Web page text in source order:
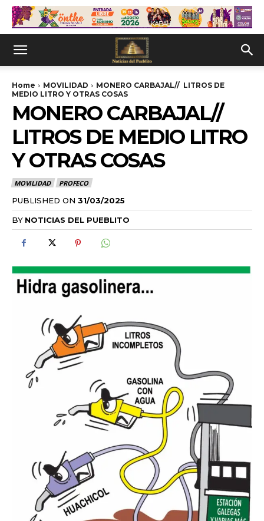
Home MOVILIDAD
MONERO CARBAJAL// LITROS DE
MEDIO LITRO Y OTRAS COSAS
MONERO CARBAJAL//
LITROS DE MEDIO LITRO
Y OTRAS COSAS
MOVILIDAD PROFECO
PUBLISHED ON 31/03/2025
BY NOTICIAS DEL PUEBLITO